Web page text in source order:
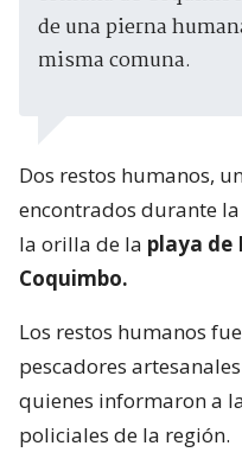
de una pierna
misma comuna.
Dos restos humanos,
encontrados durante
la orilla de la playa de
Coquimbo.
Los restos humanos
pescadores
quienes informaron a
policiales de la región.